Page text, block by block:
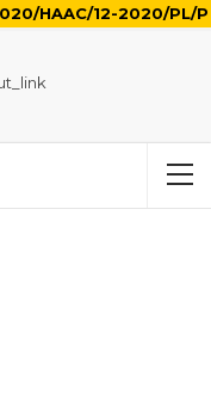
HAAC/12-2020/PL/P